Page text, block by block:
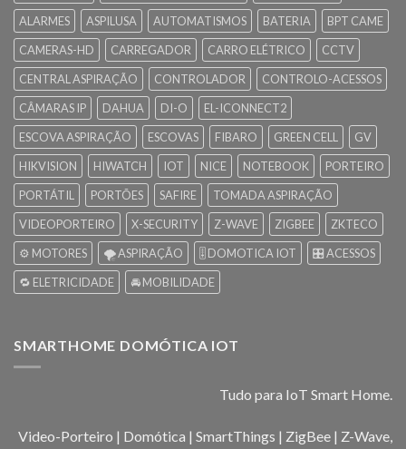
ALARMES
ASPILUSA AUTOMATISMOS BATERIA
BPT CAME
CAMERAS-HD
CARREGADOR CARRO ELÉTRICO
CCTV
CENTRAL ASPIRAÇÃO
CONTROLADOR
CONTROLO-ACESSOS
CÂMARAS IP
DAHUA DI-O
EL-ICONNECT2
ESCOVA ASPIRAÇÃO
ESCOVAS FIBARO GREEN CELL
GV
HIKVISION
HIWATCH IOT NICE NOTEBOOK
PORTEIRO
PORTÁTIL
PORTÕES SAFIRE
TOMADA ASPIRAÇÃO
VIDEOPORTEIRO
X-SECURITY Z-WAVE ZIGBEE
ZKTECO
⚙️ MOTORES
🌪️ ASPIRAÇÃO 🎚️ DOMOTICA IOT
🎛️ ACESSOS
🔁 ELETRICIDADE
🚘 MOBILIDADE
SMARTHOME DOMÓTICA IOT
Tudo para IoT Smart Home.
Video-Porteiro | Domótica | SmartThings | ZigBee | Z-Wave,